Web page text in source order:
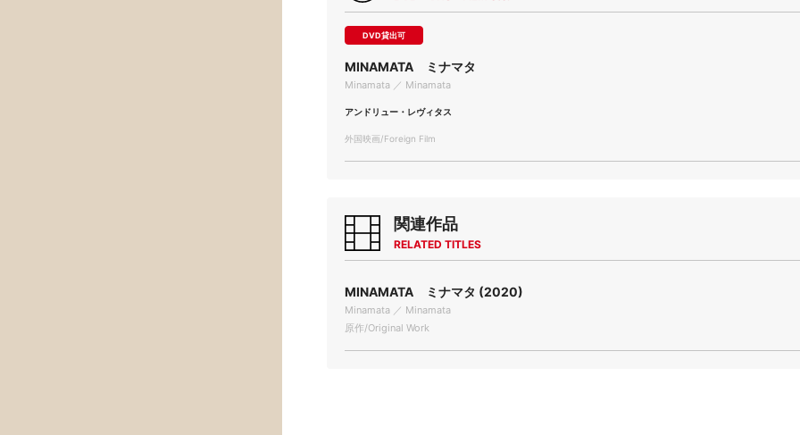
DVD貸出可
MINAMATA ミナマタ
Minamata ／ Minamata
アンドリュー・レヴィタス
外国映画/Foreign Film
関連作品
RELATED TITLES
MINAMATA ミナマタ (2020)
Minamata ／ Minamata
原作/Original Work